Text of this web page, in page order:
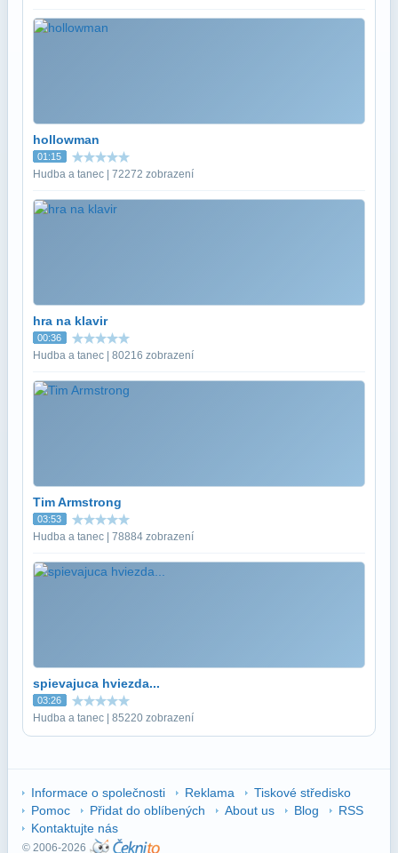
hollowman
01:15
Hudba a tanec | 72272 zobrazení
hra na klavir
00:36
Hudba a tanec | 80216 zobrazení
Tim Armstrong
03:53
Hudba a tanec | 78884 zobrazení
spievajuca hviezda...
03:26
Hudba a tanec | 85220 zobrazení
Informace o společnosti Reklama
Tiskové středisko
Pomoc
Přidat do oblíbených About us Blog
RSS
Kontaktujte nás
© 2006-2026